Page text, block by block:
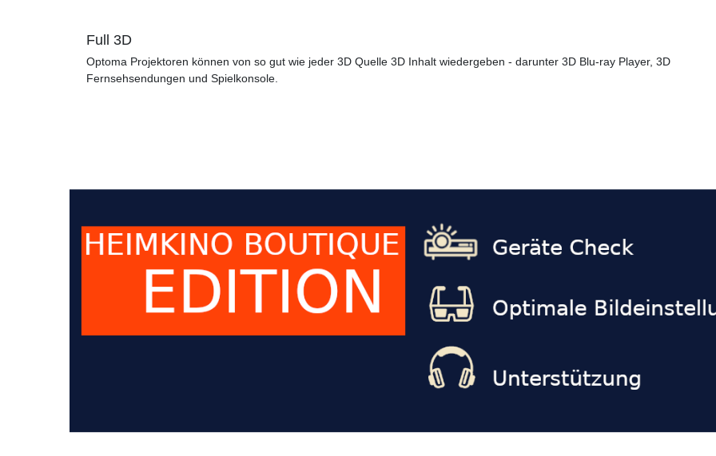
Full 3D
Optoma Projektoren können von so gut wie jeder 3D Quelle 3D Inhalt wiedergeben - darunter 3D Blu-ray Player, 3D
Fernsehsendungen und Spielkonsole.